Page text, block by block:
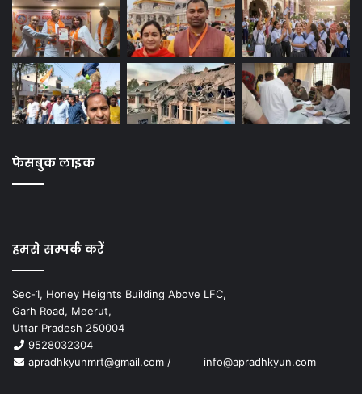
फेसबुक लाइक
हमसे सम्पर्क करें
Sec-1, Honey Heights Building Above LFC,
Garh Road, Meerut,
Uttar Pradesh 250004
9528032304
apradhkyunmrt@gmail.com / info@apradhkyun.com